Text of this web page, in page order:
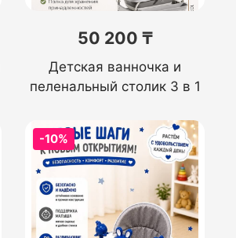
50 200 ₸
Детская ванночка и
пеленальный столик 3 в 1
-10%